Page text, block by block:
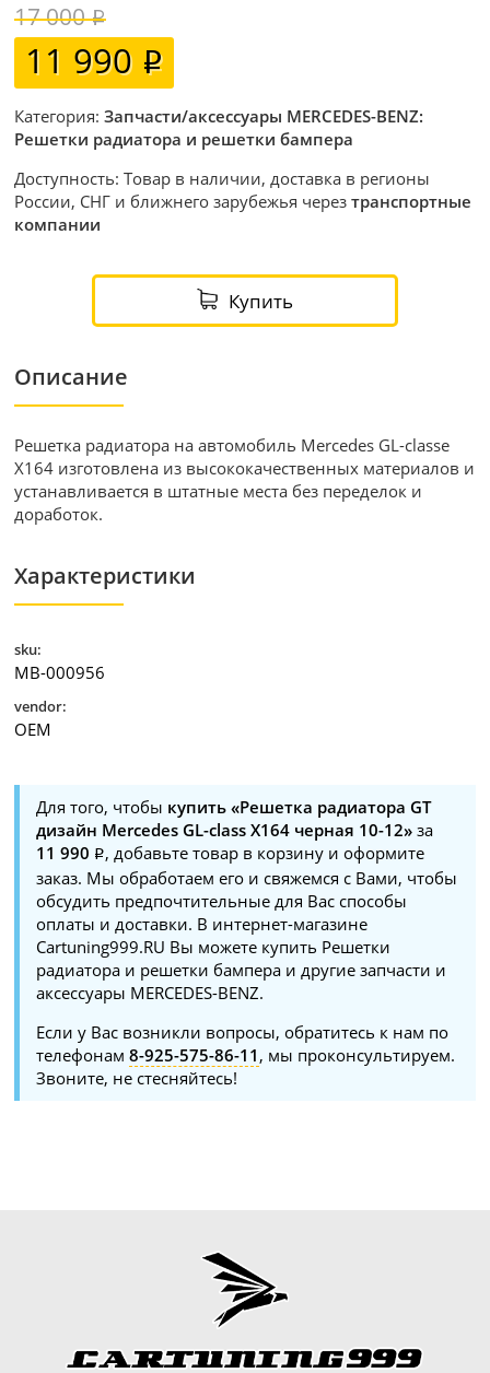
17 000
11 990
Категория:Запчасти/аксессуары MERCEDES-BENZ:
Решетки радиатора и решетки бампера
Доступность: Товар в наличии, доставка в регионы
России, СНГ и ближнего зарубежья черезтранспортные
компании
Купить
Описание
Решетка радиатора на автомобиль Mercedes GL-classe
X164 изготовлена из высококачественных материалов и
устанавливается в штатные места без переделок и
доработок.
Характеристики
sku:
MB-000956
vendor:
OEM
Для того, чтобы купить «Решетка радиатора GT
дизайн Mercedes GL-class X164 черная 10-12» за
11 990
, добавьте товар в корзину и оформите
заказ. Мы обработаем его и свяжемся с Вами, чтобы
обсудить предпочтительные для Вас способы
оплаты и доставки. В интернет-магазине
Cartuning999.RU Вы можете купить Решетки
радиатора и решетки бампера и другие запчасти и
аксессуары MERCEDES-BENZ.
Если у Вас возникли вопросы, обратитесь к нам по
телефонам8-925-575-86-11 , мы проконсультируем.
Звоните, не стесняйтесь!